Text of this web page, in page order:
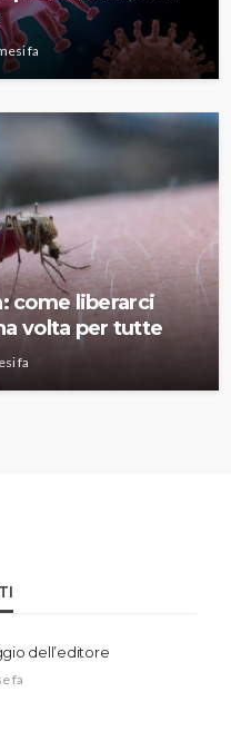
fa
come liberarci
volta per tutte
fa
dell’editore
fa